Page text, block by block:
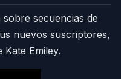
secuencias de
nuevos suscriptores,
Emiley.